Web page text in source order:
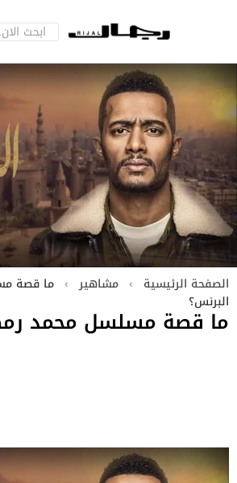
الصفحة الرئيسية › مشاهير › ما قصة
البرنس؟
ما قصة مسلسل محمد